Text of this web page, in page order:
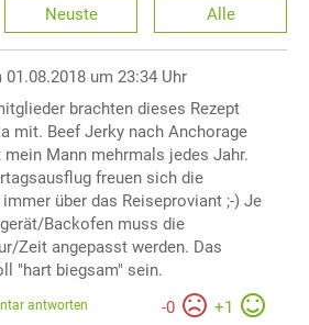
Neuste Alle
01.08.2018 um 23:34 Uhr
brachten dieses Rezept
mit. Beef Jerky nach Anchorage
Mann mehrmals jedes Jahr.
freuen sich die
immer über das Reiseproviant ;-) Je
Backofen muss die
Zeit angepasst werden. Das
"hart biegsam" sein.
-0 +1
antworten